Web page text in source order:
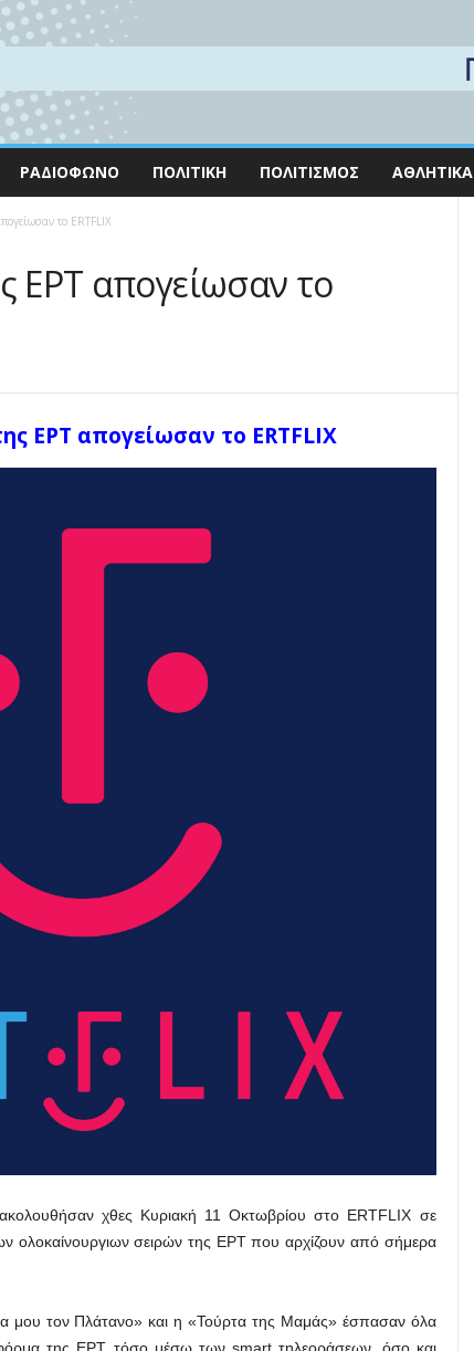
ΡΑΔΙΌΦΩΝΟ ΠΟΛΙΤΙΚΉ ΠΟΛΙΤΙΣΜΌΣ ΑΘΛΗΤΙΚΆ
το ERTFLIX
ΕΡΤ απογείωσαν το
ΕΡΤ απογείωσαν το ERTFLIX
χθες Κυριακή 11 Οκτωβρίου στο ERTFLIX σε
ολοκαίνουργιων σειρών της ΕΡΤ που αρχίζουν από σήμερα
μου τον Πλάτανο» και η «Τούρτα της Μαμάς» έσπασαν όλα